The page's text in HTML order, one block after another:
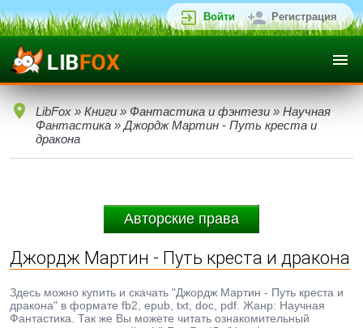
Войти Регистрация
LibFox » Книги » Фантастика и фэнтези » Научная
Фантастика » Джордж Мартин - Путь креста и
дракона
Авторские права
Джордж Мартин - Путь креста и дракона
Здесь можно купить и скачать "Джордж Мартин - Путь креста и
дракона" в формате fb2, epub, txt, doc, pdf. Жанр: Научная
Фантастика. Так же Вы можете читать ознакомительный